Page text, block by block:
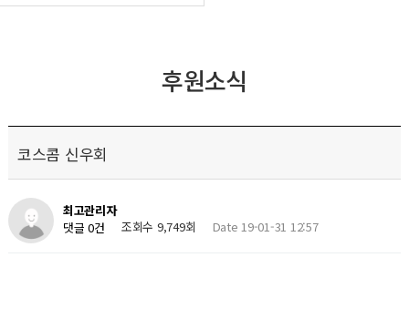
후원소식
코스콤 신우회
최고관리자
댓글 0건
조회수 9,749회 Date 19-01-31 12:57